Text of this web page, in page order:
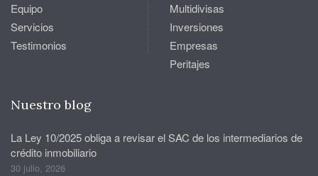
Equipo
Servicios
Testimonios
Multidivisas
Inversiones
Empresas
Peritajes
Nuestro blog
La Ley 10/2025 obliga a revisar el SAC de los intermediarios de
crédito inmobiliario
30 julio, 2026